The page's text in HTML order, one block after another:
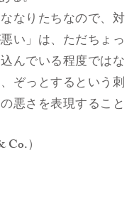
なりたちなので、対
い」は、ただちょっ
んでいる程度ではな
ぞっとするという刺
悪さを表現すること
）